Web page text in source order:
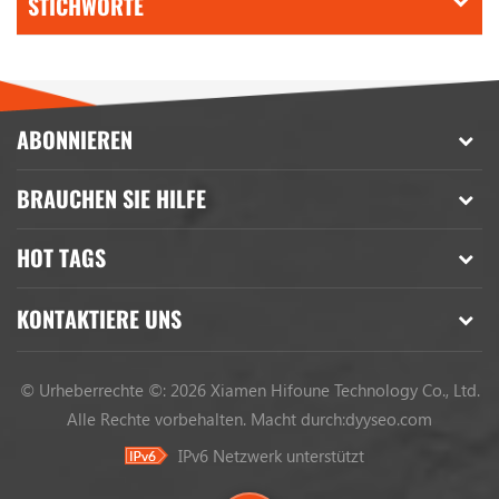
ABONNIEREN
BRAUCHEN SIE HILFE
HOT TAGS
KONTAKTIERE UNS
© Urheberrechte ©: 2026 Xiamen Hifoune Technology Co., Ltd.
Alle Rechte vorbehalten. Macht durch:dyyseo.com
IPv6 Netzwerk unterstützt